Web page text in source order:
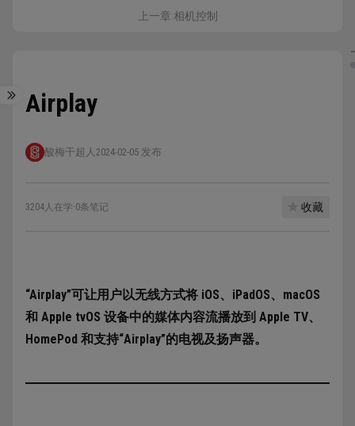
上一章 相机控制
Airplay
酸梅干超人 2024-02-05 发布
3204人在学·0条笔记 收藏
“Airplay”可让用户以无线方式将 iOS、iPadOS、macOS
和 Apple tvOS 设备中的媒体内容流播放到 Apple TV、
HomePod 和支持“Airplay”的电视及扬声器。